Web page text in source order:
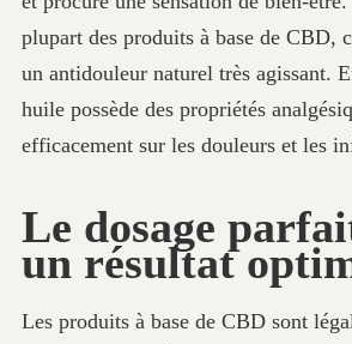
plupart des produits à base de CBD,
un antidouleur naturel très agissant.
huile possède des propriétés
efficacement sur les douleurs et les
Le dosage
un résultat
Les produits à base de CBD sont